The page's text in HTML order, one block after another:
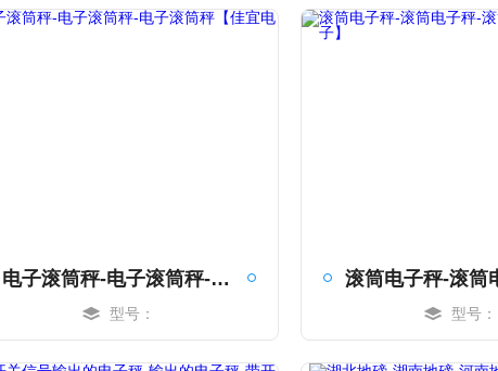
电子滚筒秤-电子滚筒秤-电子滚筒秤【佳宜电子】
型号： 型号：